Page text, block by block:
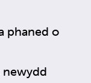
phaned o
newydd